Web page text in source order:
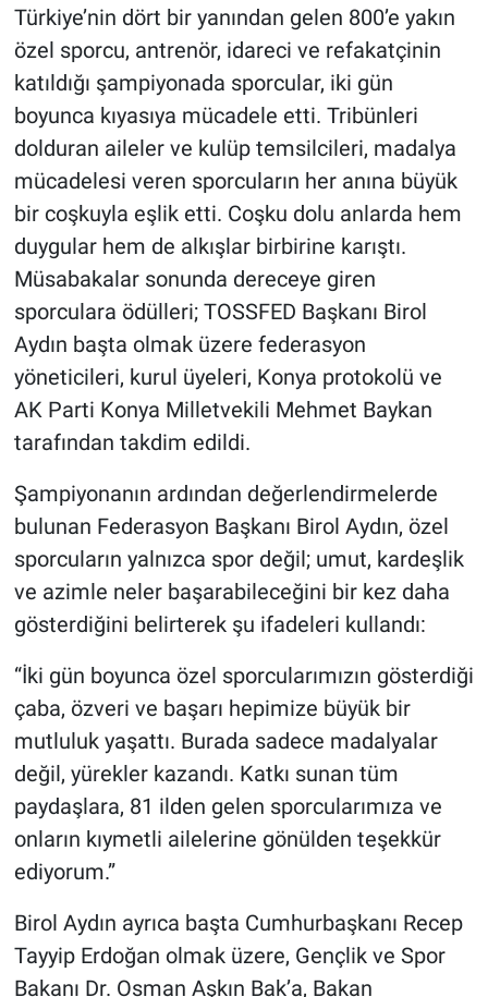
Türkiye’nin dört bir yanından gelen 800’e yakın
özel sporcu, antrenör, idareci ve refakatçinin
katıldığı şampiyonada sporcular, iki gün
boyunca kıyasıya mücadele etti. Tribünleri
dolduran aileler ve kulüp temsilcileri, madalya
mücadelesi veren sporcuların her anına büyük
bir coşkuyla eşlik etti. Coşku dolu anlarda hem
duygular hem de alkışlar birbirine karıştı.
Müsabakalar sonunda dereceye giren
sporculara ödülleri; TOSSFED Başkanı Birol
Aydın başta olmak üzere federasyon
yöneticileri, kurul üyeleri, Konya protokolü ve
AK Parti Konya Milletvekili Mehmet Baykan
tarafından takdim edildi.
Şampiyonanın ardından değerlendirmelerde
bulunan Federasyon Başkanı Birol Aydın, özel
sporcuların yalnızca spor değil; umut, kardeşlik
ve azimle neler başarabileceğini bir kez daha
gösterdiğini belirterek şu ifadeleri kullandı:
“İki gün boyunca özel sporcularımızın gösterdiği
çaba, özveri ve başarı hepimize büyük bir
mutluluk yaşattı. Burada sadece madalyalar
değil, yürekler kazandı. Katkı sunan tüm
paydaşlara, 81 ilden gelen sporcularımıza ve
onların kıymetli ailelerine gönülden teşekkür
ediyorum.”
Birol Aydın ayrıca başta Cumhurbaşkanı Recep
Tayyip Erdoğan olmak üzere, Gençlik ve Spor
Bakanı Dr. Osman Aşkın Bak’a, Bakan